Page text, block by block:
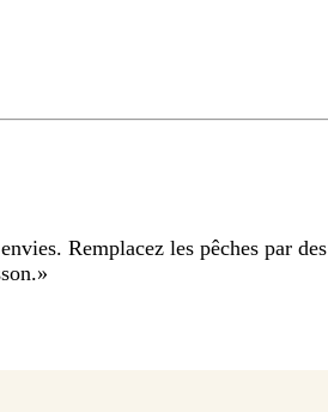
Remplacez les pêches par des
»